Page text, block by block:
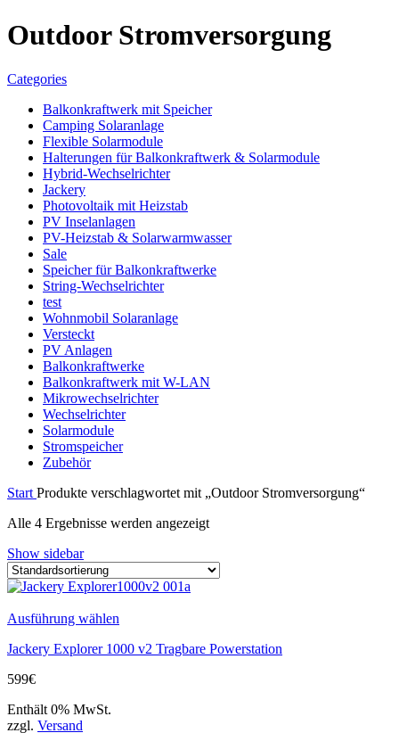
Outdoor Stromversorgung
Categories
Balkonkraftwerk mit Speicher
Camping Solaranlage
Flexible Solarmodule
Halterungen für Balkonkraftwerk & Solarmodule
Hybrid-Wechselrichter
Jackery
Photovoltaik mit Heizstab
PV Inselanlagen
PV-Heizstab & Solarwarmwasser
Sale
Speicher für Balkonkraftwerke
String-Wechselrichter
test
Wohnmobil Solaranlage
Versteckt
PV Anlagen
Balkonkraftwerke
Balkonkraftwerk mit W-LAN
Mikrowechselrichter
Wechselrichter
Solarmodule
Stromspeicher
Zubehör
Start Produkte verschlagwortet mit „Outdoor Stromversorgung“
Alle 4 Ergebnisse werden angezeigt
Show sidebar
Ausführung wählen
Jackery Explorer 1000 v2 Tragbare Powerstation
599€
Enthält 0% MwSt.
zzgl. Versand